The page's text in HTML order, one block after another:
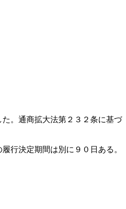
。通商拡大法第２３２条に基づ
行決定期間は別に９０日ある。